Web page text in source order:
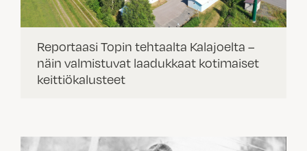
Reportaasi Topin tehtaalta Kalajoelta –
näin valmistuvat laadukkaat kotimaiset
keittiökalusteet